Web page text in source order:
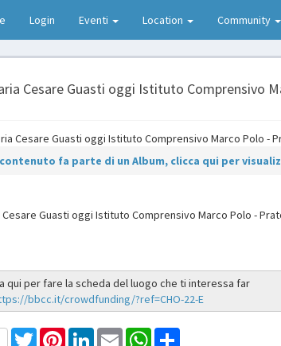
Login Eventi Location Community
Cesare Guasti oggi Istituto Comprensivo
fa parte di un Album, clicca qui per
Cesare Guasti oggi Istituto Comprensivo Marco Polo -
qui per fare la scheda del luogo che ti interessa far
bbcc.it/crowdfunding/?ref=CHO-22-E
TwitterPinterestLinkedInEmail WhatsApp